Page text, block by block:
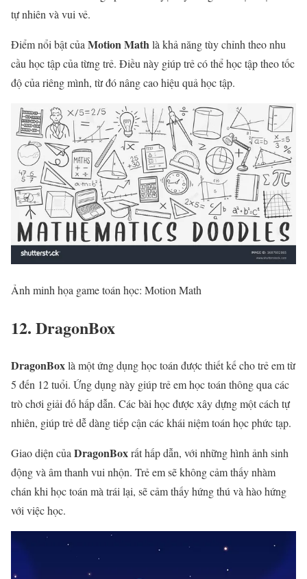
tự nhiên và vui vẻ.
Điểm nổi bật của Motion Mathlà khả năng tùy chỉnh theo nhu
cầu học tập của từng trẻ. Điều này giúp trẻ có thể học tập theo tốc
độ của riêng mình, từ đó nâng cao hiệu quả học tập.
Ảnh minh họa game toán học: Motion Math
12. DragonBox
DragonBoxlà một ứng dụng học toán được thiết kế cho trẻ em từ
5 đến 12 tuổi. Ứng dụng này giúp trẻ em học toán thông qua các
trò chơi giải đố hấp dẫn. Các bài học được xây dựng một cách tự
nhiên, giúp trẻ dễ dàng tiếp cận các khái niệm toán học phức tạp.
Giao diện của DragonBoxrất hấp dẫn, với những hình ảnh sinh
động và âm thanh vui nhộn. Trẻ em sẽ không cảm thấy nhàm
chán khi học toán mà trái lại, sẽ cảm thấy hứng thú và hào hứng
với việc học.